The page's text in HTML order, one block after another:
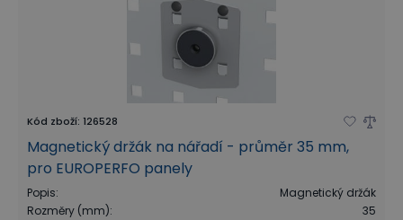
Kód zboží: 126528
Magnetický držák na nářadí - průměr 35 mm,
pro EUROPERFO panely
Popis:
Magnetický držák
Rozměry (mm): 35